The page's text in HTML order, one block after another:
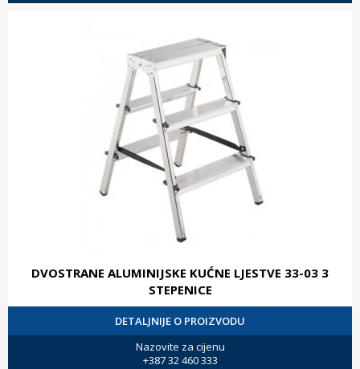
DVOSTRANE ALUMINIJSKE KUĆNE LJESTVE 33-03 3
STEPENICE
DETALJNIJE O PROIZVODU
Nazovite za cijenu
+387 32 460 333